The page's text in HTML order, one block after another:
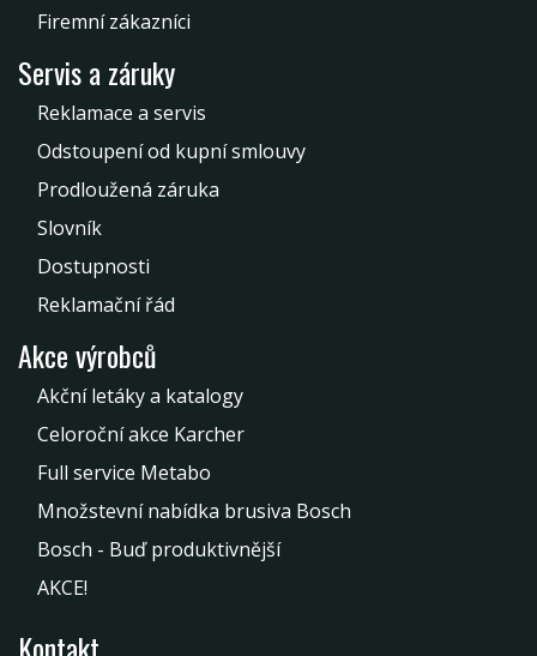
Firemní zákazníci
Servis a záruky
Reklamace a servis
Odstoupení od kupní smlouvy
Prodloužená záruka
Slovník
Dostupnosti
Reklamační řád
Akce výrobců
Akční letáky a katalogy
Celoroční akce Karcher
Full service Metabo
Množstevní nabídka brusiva Bosch
Bosch - Buď produktivnější
AKCE!